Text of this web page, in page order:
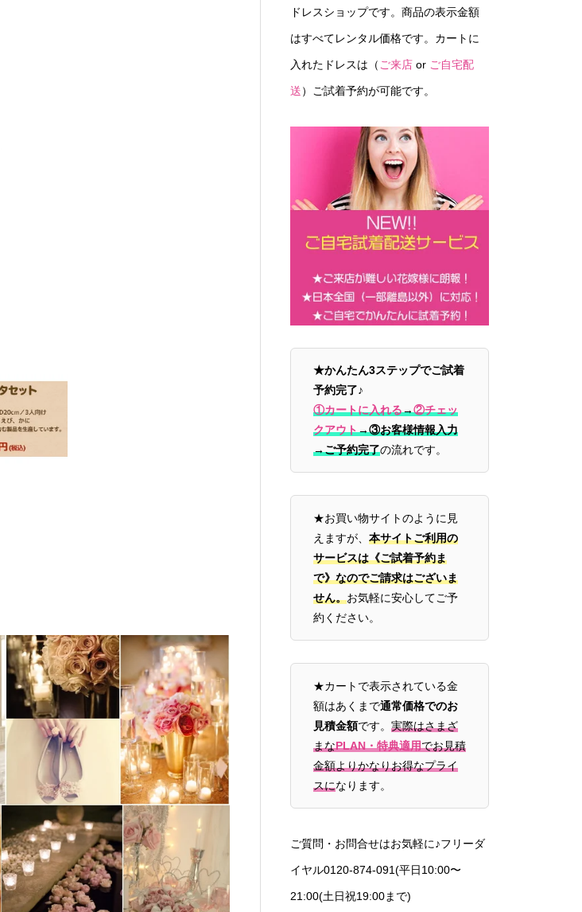
ドレスショップです。商品の表示金額
はすべてレンタル価格です。カートに
入れたドレスは（ ご来店 or ご自宅配
送）ご試着予約が可能です。
★かんたん3ステップでご試着
予約完了♪
①カートに入れる→②チェッ
クアウト→③お客様情報入力
→ご予約完了の流れです。
★お買い物サイトのように見
えますが、 本サイトご利用の
サービスは《ご試着予約ま
で》なのでご請求はございま
せん。お気軽に安心してご予
約ください。
★カートで表示されている金
額はあくまで通常価格でのお
見積金額です。 実際はさまざ
まなPLAN・特典適用でお見積
金額よりかなりお得なプライ
スになります。
ご質問・お問合せはお気軽に♪フリーダ
イヤル0120-874-091(平日10:00〜
21:00(土日祝19:00まで)